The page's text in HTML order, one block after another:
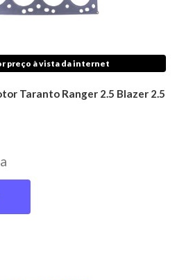
preço à vista da internet
Taranto Ranger 2.5 Blazer 2.5